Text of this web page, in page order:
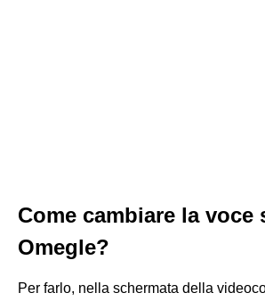
Come cambiare la voce
Omegle?
Per farlo, nella schermata della